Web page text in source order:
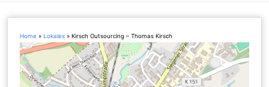
Home »Lokales »Kirsch Outsourcing – Thomas Kirsch